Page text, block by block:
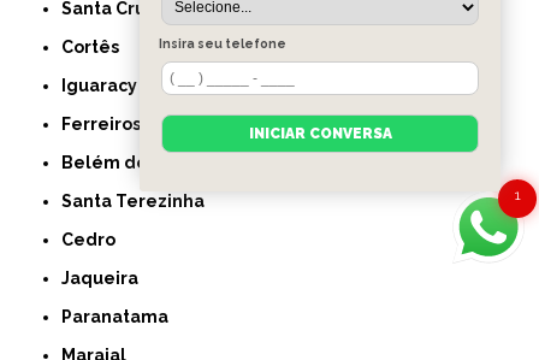
Santa Cruz da Baixa Verde
Cortês
Iguaracy
Ferreiros
Belém de Maria
Santa Terezinha
Cedro
Jaqueira
Paranatama
Maraial
1
Insira seu telefone
INICIAR CONVERSA